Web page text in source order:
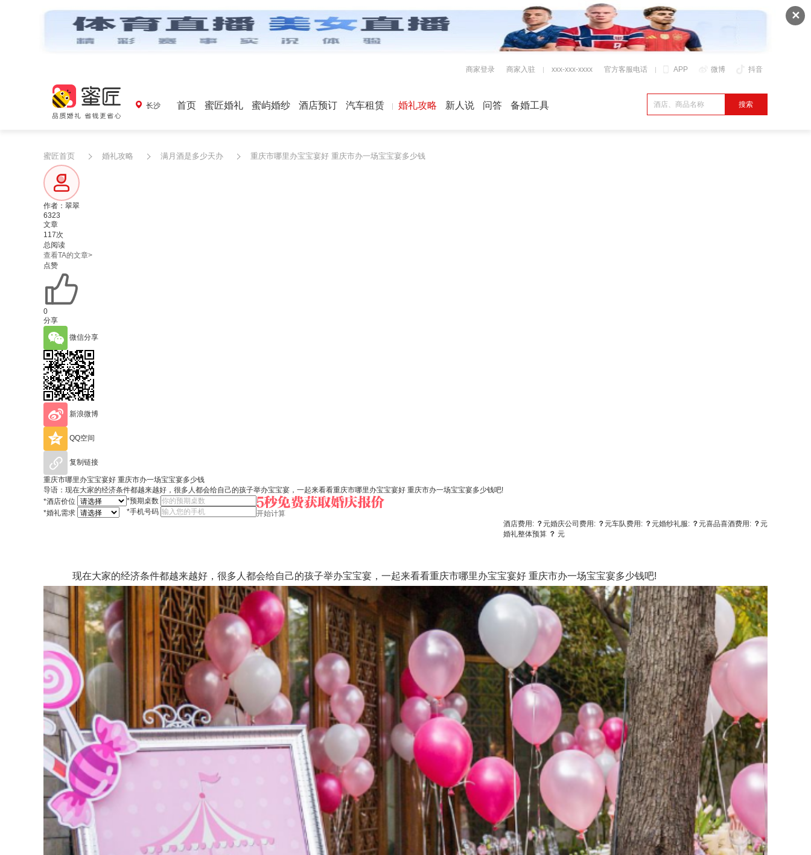
✕
APP 微博 抖音
商家登录 商家入驻 xxx-xxx-xxxx 官方客服电话
长沙 首页 蜜匠婚礼 蜜屿婚纱 酒店预订 汽车租赁 婚礼攻略 新人说 问答 备婚工具
蜜匠首页 婚礼攻略 满月酒是多少天办 重庆市哪里办宝宝宴好 重庆市办一场宝宝宴多少钱
作者：翠翠
6323
文章
117次
总阅读
查看TA的文章>
点赞
0
分享
微信分享
新浪微博
QQ空间
复制链接
重庆市哪里办宝宝宴好 重庆市办一场宝宝宴多少钱
导语：现在大家的经济条件都越来越好，很多人都会给自己的孩子举办宝宝宴，一起来看看重庆市哪里办宝宝宴好 重庆市办一场宝宝宴多少钱吧!
*酒店价位
*婚礼需求
*预期桌数
*手机号码
开始计算
酒店费用: ？元婚庆公司费用: ？元车队费用: ？元婚纱礼服: ？元喜品喜酒费用: ？元
婚礼整体预算 ？ 元
现在大家的经济条件都越来越好，很多人都会给自己的孩子举办宝宝宴，一起来看看重庆市哪里办宝宝宴好 重庆市办一场宝宝宴多少钱吧!